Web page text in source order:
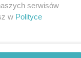
serwisów
w Polityce